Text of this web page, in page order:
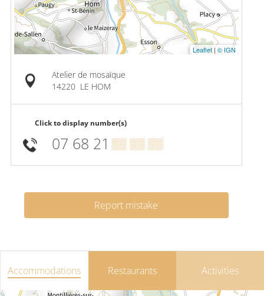
Leaflet|© IGN
Atelier de mosaïque
14220 LE HOM
Click to display number(s)
07 68 21 ▒▒ ▒▒ ▒▒
Report mistake
Accommodations Restaurants Activities